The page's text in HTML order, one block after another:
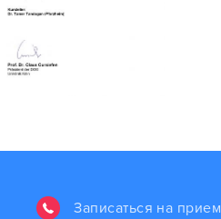
Записаться на прием